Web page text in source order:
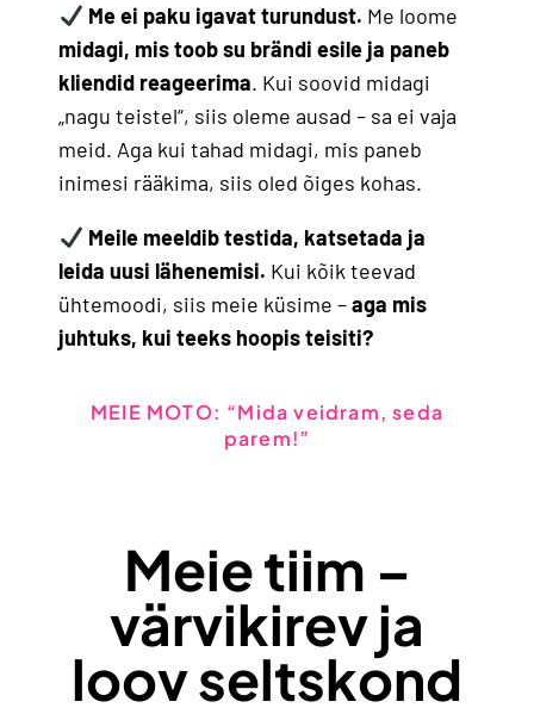
Me ei paku igavat turundust. Me loome
midagi, mis toob su brändi esile ja paneb
kliendid reageerima. Kui soovid midagi
„nagu teistel“, siis oleme ausad – sa ei vaja
meid. Aga kui tahad midagi, mis paneb
inimesi rääkima, siis oled õiges kohas.
Meile meeldib testida, katsetada ja
leida uusi lähenemisi. Kui kõik teevad
ühtemoodi, siis meie küsime –aga mis
juhtuks, kui teeks hoopis teisiti?
MEIE MOTO: “Mida veidram, seda
parem!”
Meie tiim –
värvikirev ja
loov seltskond